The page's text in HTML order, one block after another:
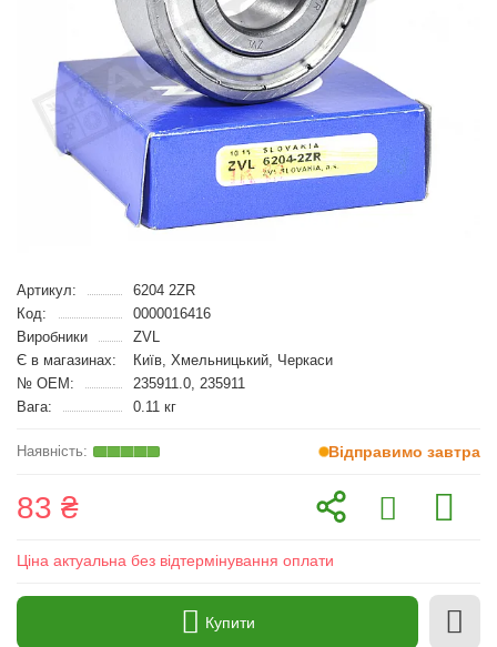
Артикул:
6204 2ZR
Код:
0000016416
Виробники
ZVL
Є в магазинах:
Київ, Хмельницький, Черкаси
№ OEM:
235911.0, 235911
Вага:
0.11 кг
Відправимо завтра
83 ₴
Ціна актуальна без відтермінування оплати
Купити